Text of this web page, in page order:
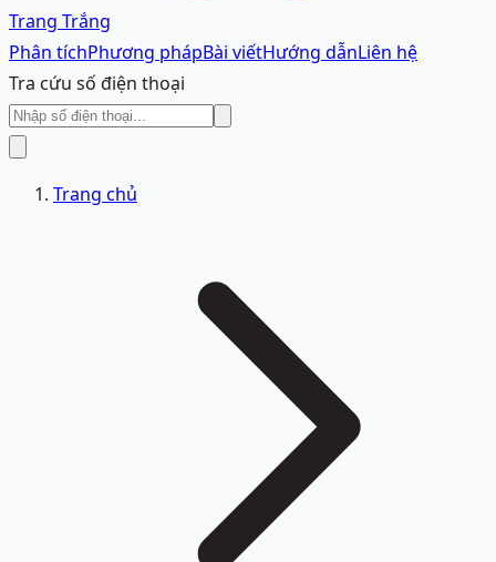
Trang Trắng
Phân tíchPhương phápBài viếtHướng dẫnLiên hệ
Tra cứu số điện thoại
Trang chủ